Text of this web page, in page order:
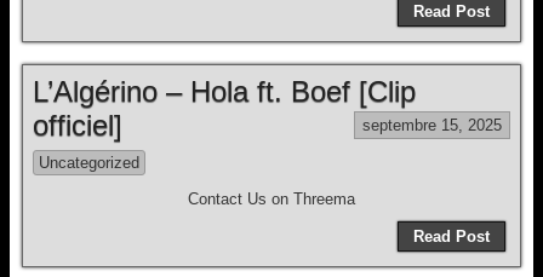
Read Post
L’Algérino – Hola ft. Boef [Clip
officiel]
septembre 15, 2025
Uncategorized
Contact Us on Threema
Read Post